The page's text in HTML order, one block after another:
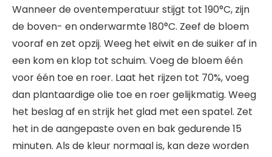
Wanneer de oventemperatuur stijgt tot 190°C, zijn
de boven- en onderwarmte 180°C. Zeef de bloem
vooraf en zet opzij. Weeg het eiwit en de suiker af in
een kom en klop tot schuim. Voeg de bloem één
voor één toe en roer. Laat het rijzen tot 70%, voeg
dan plantaardige olie toe en roer gelijkmatig. Weeg
het beslag af en strijk het glad met een spatel. Zet
het in de aangepaste oven en bak gedurende 15
minuten. Als de kleur normaal is, kan deze worden